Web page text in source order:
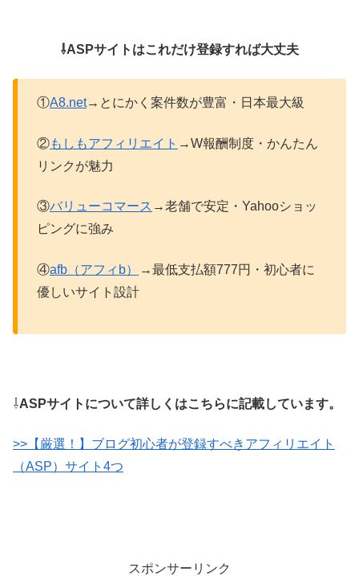
⇩ASPサイトはこれだけ登録すれば大丈夫
①A8.net→とにかく案件数が豊富・日本最大級
②もしもアフィリエイト →W報酬制度・かんたん
リンクが魅力
③バリューコマース →老舗で安定・Yahooショッ
ピングに強み
④afb（アフィb）
→最低支払額777円・初心者に
優しいサイト設計
⇩ASPサイトについて詳しくはこちらに記載しています。
>>【厳選！】ブログ初心者が登録すべきアフィリエイト
（ASP）サイト4つ
スポンサーリンク